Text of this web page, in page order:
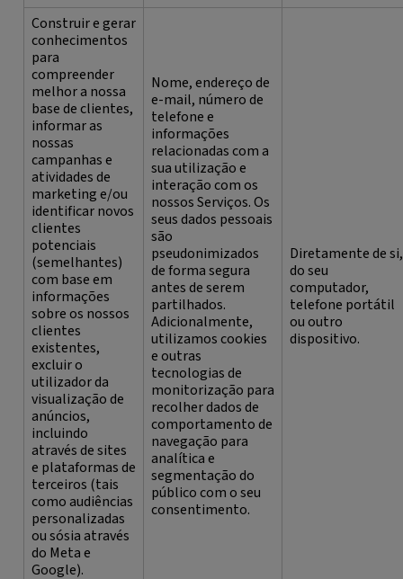
Construir e gerar
conhecimentos
para
compreender
melhor a nossa
base de clientes,
informar as
nossas
campanhas e
atividades de
marketing e/ou
identificar novos
clientes
potenciais
(semelhantes)
com base em
informações
sobre os nossos
clientes
existentes,
excluir o
utilizador da
visualização de
anúncios,
incluindo
através de sites
e plataformas de
terceiros (tais
como audiências
personalizadas
ou sósia através
do Meta e
Google).
Nome, endereço de
e-mail, número de
telefone e
informações
relacionadas com a
sua utilização e
interação com os
nossos Serviços. Os
seus dados pessoais
são
pseudonimizados
de forma segura
antes de serem
partilhados.
Adicionalmente,
utilizamos cookies
e outras
tecnologias de
monitorização para
recolher dados de
comportamento de
navegação para
analítica e
segmentação do
público com o seu
consentimento.
Diretamente de si,
do seu
computador,
telefone portátil
ou outro
dispositivo.